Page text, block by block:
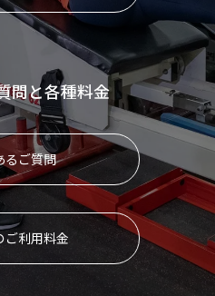
問と各種料金
るご質問
ご利用料金